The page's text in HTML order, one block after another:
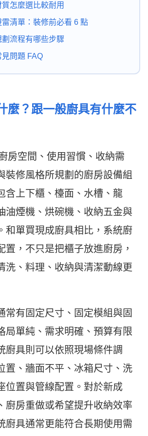
怎麼選比較耐用
雷清單：裝修前必看 6 點
劃流程有哪些步驟
問題 FAQ
麼？跟一般廚具有什麼不
房空間、使用習慣、收納需
裝修風格所規劃的廚房設備組
含上下櫃、檯面、水槽、龍
油煙機、烘碗機、收納五金與
和單買現成廚具相比，系統廚
置，不只是把櫃子放進廚房，
洗、料理、收納與清潔動線更
常有固定尺寸、固定模組與固
局單純、需求明確、預算有限
廚具則可以依照現場條件調
置、牆面不平、冰箱尺寸、洗
位置與管線配置。對於新成
廚房重做或希望提升收納效率
廚具通常更能符合長期使用需